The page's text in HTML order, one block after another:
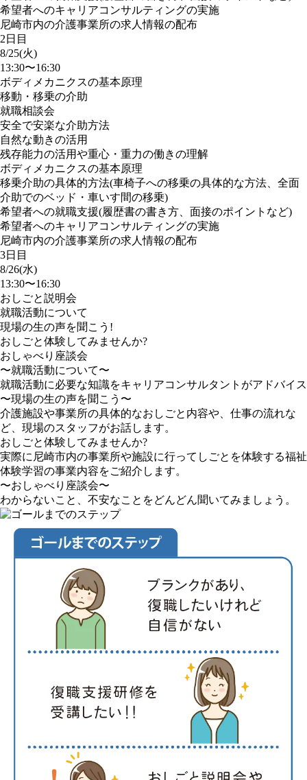
希望者へのキャリアコンサルティングの実施
尼崎市内の介護事業所の求人情報の配布
2日目
8/25(火)
13:30〜16:30
ボディメカニクスの基本原理
移動・移乗の介助
就職相談会
安全で安楽な介助方法
自然な動きの活用
残存能力の活用や重心・重力の働きの理解
ボディメカニクスの基本原理
移乗介助の具体的方法(車椅子への移乗の具体的な方法、全面
介助でのベッド・車いす間の移乗)
希望者への就職支援(履歴書の書き方、面接のポイントなど)
希望者へのキャリアコンサルティングの実施
尼崎市内の介護事業所の求人情報の配布
3日目
8/26(水)
13:30〜16:30
おしごと説明会
就職活動について
現場の生の声を聞こう!
おしごと体験してみませんか?
おしゃべり座談会
〜就職活動について〜
就職活動に必要な知識をキャリアコンサルタントがアドバイス
〜現場の生の声を聞こう〜
介護施設や事業所の具体的なおしごと内容や、仕事の流れな
ど、現場のスタッフがお話します。
おしごと体験してみませんか?
実際に尼崎市内の事業所や施設に行ってしごとを体験する福祉
体験学習の事業内容をご紹介します。
〜おしゃべり座談会〜
わからないこと、不安なことをどんどん聞いてみましょう。